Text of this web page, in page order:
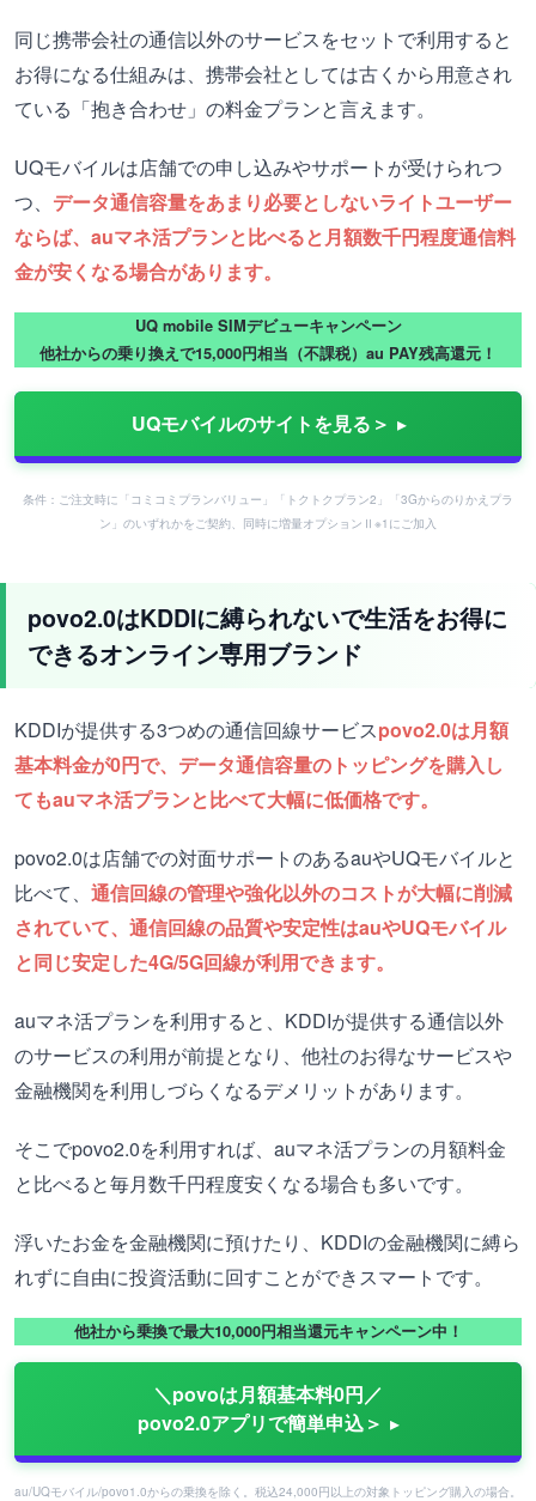
同じ携帯会社の通信以外のサービスをセットで利用すると
お得になる仕組みは、携帯会社としては古くから用意され
ている「抱き合わせ」の料金プランと言えます。
UQモバイルは店舗での申し込みやサポートが受けられつ
つ、 データ通信容量をあまり必要としないライトユーザー
ならば、auマネ活プランと比べると月額数千円程度通信料
金が安くなる場合があります。
UQ mobile SIMデビューキャンペーン
他社からの乗り換えで15,000円相当（不課税）au PAY残高還元！
UQモバイルのサイトを見る＞
条件：ご注文時に「コミコミプランバリュー」「トクトクプラン2」「3Gからのりかえプラ
ン」のいずれかをご契約、同時に増量オプションⅡ※1にご加入
povo2.0はKDDIに縛られないで生活をお得に
できるオンライン専用ブランド
KDDIが提供する3つめの通信回線サービスpovo2.0は月額
基本料金が0円で、データ通信容量のトッピングを購入し
てもauマネ活プランと比べて大幅に低価格です。
povo2.0は店舗での対面サポートのあるauやUQモバイルと
比べて、 通信回線の管理や強化以外のコストが大幅に削減
されていて、通信回線の品質や安定性はauやUQモバイル
と同じ安定した4G/5G回線が利用できます。
auマネ活プランを利用すると、KDDIが提供する通信以外
のサービスの利用が前提となり、他社のお得なサービスや
金融機関を利用しづらくなるデメリットがあります。
そこでpovo2.0を利用すれば、auマネ活プランの月額料金
と比べると毎月数千円程度安くなる場合も多いです。
浮いたお金を金融機関に預けたり、KDDIの金融機関に縛ら
れずに自由に投資活動に回すことができスマートです。
他社から乗換で最大10,000円相当還元キャンペーン中！
＼povoは月額基本料0円／
povo2.0アプリで簡単申込＞
au/UQモバイル/povo1.0からの乗換を除く。税込24,000円以上の対象トッピング購入の場合。